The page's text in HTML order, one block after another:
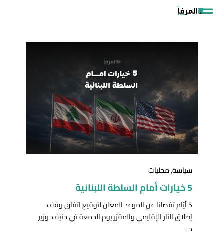
سياسة,محليات
5 خيارات أمام السلطة اللبنانية
5 أيّام تفصلنا عن الموعد المعلن لتوقيع اتفاق وقف
إطلاق النار الإقليمي والمقرّر يوم الجمعة في جنيف. وزير
حـ